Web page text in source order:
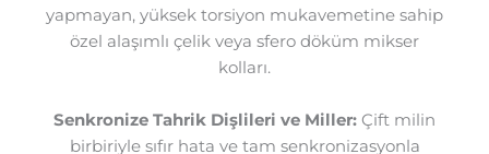
yapmayan, yüksek torsiyon mukavemetine sahip
özel alaşımlı çelik veya sfero döküm mikser
kolları.
Senkronize Tahrik Dişlileri ve Miller: Çift milin
birbiriyle sıfır hata ve tam senkronizasyonla